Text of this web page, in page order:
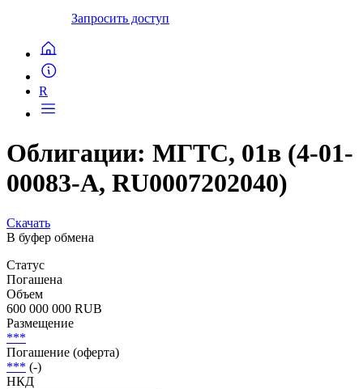
Запросить доступ
R
Облигации: МГТС, 01в (4-01-
00083-A, RU0007202040)
Скачать
В буфер обмена
Статус
Погашена
Объем
600 000 000 RUB
Размещение
***
Погашение (оферта)
*** (-)
НКД